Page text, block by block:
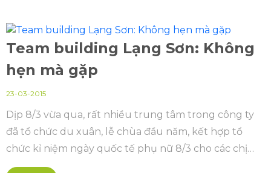
Team building Lạng Sơn: Không
hẹn mà gặp
23-03-2015
Dịp 8/3 vừa qua, rất nhiều trung tâm trong công ty
đã tổ chức du xuân, lễ chùa đầu năm, kết hợp tổ
chức kỉ niệm ngày quốc tế phụ nữ 8/3 cho các chị
em bộ phận mình...